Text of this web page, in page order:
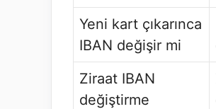
Yeni kart çıkarınca
IBAN değişir mi
Ziraat IBAN
değiştirme